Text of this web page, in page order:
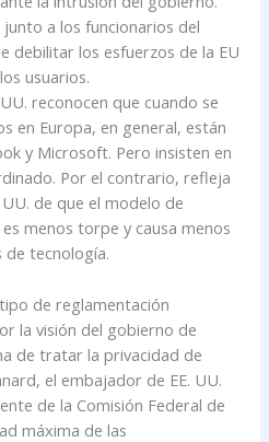
a los funcionarios del
debilitar los esfuerzos de la EU
usuarios.
reconocen que cuando se
en Europa, en general, están
y Microsoft. Pero insisten en
Por el contrario, refleja
de que el modelo de
menos torpe y causa menos
de tecnología.
de reglamentación
la visión del gobierno de
de tratar la privacidad de
el embajador de EE. UU.
de la Comisión Federal de
máxima de las